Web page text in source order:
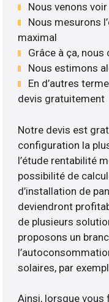
Nous venons
Nous mesurons
maximal
Grâce à ça, nous
Nous estimons
En d’autres
devis gratuitement
Notre devis est
configuration la
l’étude rentabilité
possibilité de
d’installation de
deviendront
de plusieurs
proposons un
solaires, par
Ainsi, lorsque vous